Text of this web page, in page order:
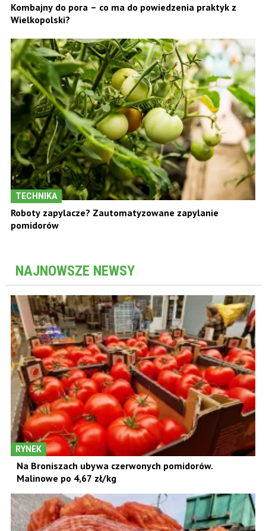
Kombajny do pora – co ma do powiedzenia praktyk z
Wielkopolski?
TECHNIKA
Roboty zapylacze? Zautomatyzowane zapylanie
pomidorów
NAJNOWSZE NEWSY
RYNEK
Na Broniszach ubywa czerwonych pomidorów.
Malinowe po 4,67 zł/kg